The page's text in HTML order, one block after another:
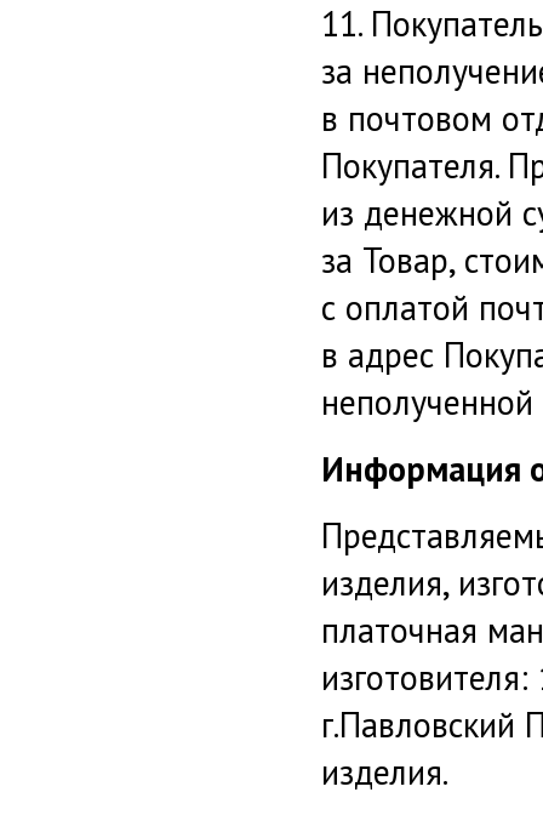
11.
за
в почтовом
Покупателя.
из денежной
за Товар,
с оплатой
в адрес
Информация
изделия,
платочная
г.Павловский
изделия.